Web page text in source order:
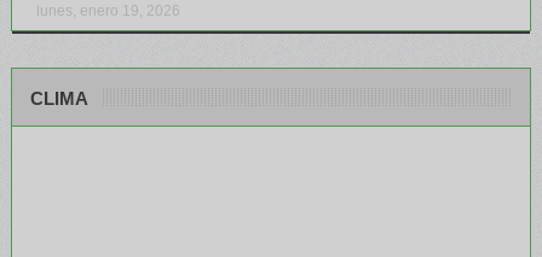
lunes, enero 19, 2026
CLIMA